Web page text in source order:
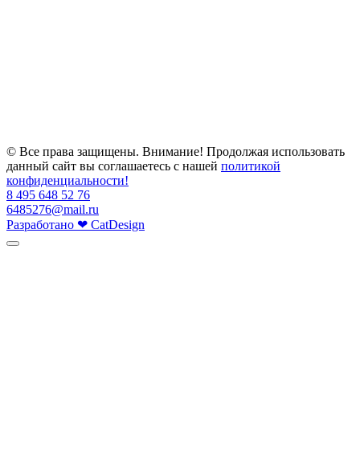
© Все права защищены. Внимание! Продолжая использовать
данный сайт вы соглашаетесь с нашей политикой
конфиденциальности!
8 495 648 52 76
6485276@mail.ru
Разработано ❤ CatDesign